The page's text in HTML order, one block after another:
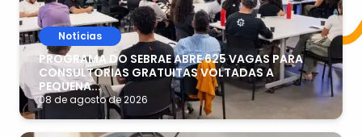
Notícias
PROGRAMA DO SEBRAE ABRE 625 VAGAS PARA
CONSULTORIAS GRATUITAS VOLTADAS A
PEQUENA...
08 de agosto de 2026